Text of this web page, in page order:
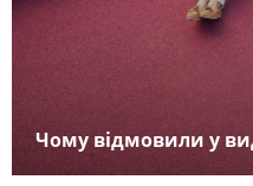
Чому відмовили у